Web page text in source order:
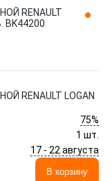
RENAULT
BK44200
RENAULT LOGAN
75%
1 шт.
17 - 22 августа
В корзину